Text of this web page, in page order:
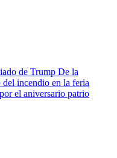
De la
del incendio en la feria
el aniversario patrio